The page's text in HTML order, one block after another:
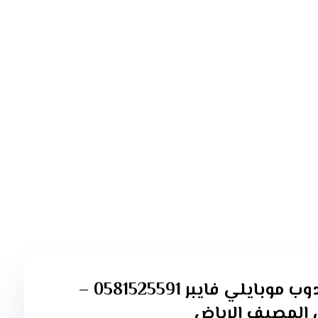
مندوب موبايلي فايبر 0581525591 –